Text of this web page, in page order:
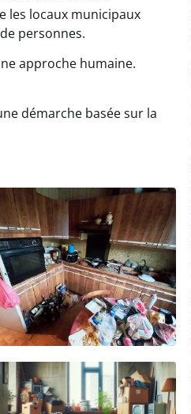
les locaux municipaux
personnes.
approche humaine.
démarche basée sur la